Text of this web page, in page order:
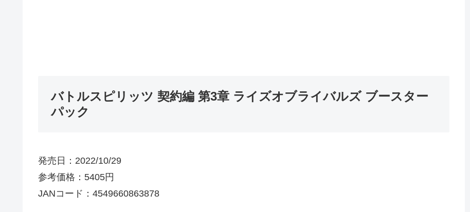
バトルスピリッツ 契約編 第3章 ライズオブライバルズ ブースター
パック
発売日：2022/10/29
参考価格：5405円
JANコード：4549660863878